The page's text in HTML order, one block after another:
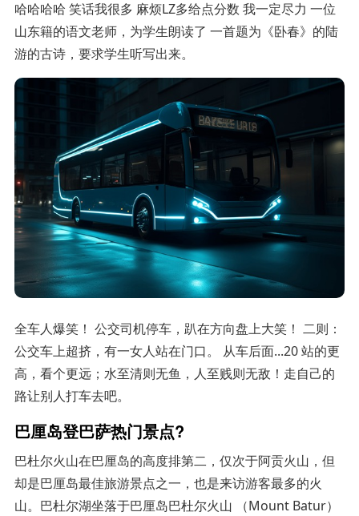
哈哈哈哈 笑话我很多 麻烦LZ多给点分数 我一定尽力 一位
山东籍的语文老师，为学生朗读了 一首题为《卧春》的陆
游的古诗，要求学生听写出来。
全车人爆笑！ 公交司机停车，趴在方向盘上大笑！ 二则：
公交车上超挤，有一女人站在门口。 从车后面...20 站的更
高，看个更远；水至清则无鱼，人至贱则无敌！走自己的
路让别人打车去吧。
巴厘岛登巴萨热门景点?
巴杜尔火山在巴厘岛的高度排第二，仅次于阿贡火山，但
却是巴厘岛最佳旅游景点之一，也是来访游客最多的火
山。巴杜尔湖坐落于巴厘岛巴杜尔火山 （Mount Batur）